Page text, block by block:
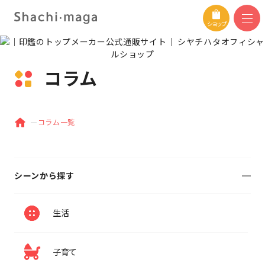
ショップ
コラム
コラム一覧
シーンから探す
生活
子育て